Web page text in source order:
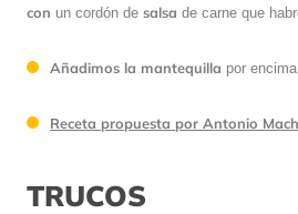
con un cordón de salsa de carne que
Añadimos la mantequilla por encima.
Receta propuesta por Antonio
TRUCOS